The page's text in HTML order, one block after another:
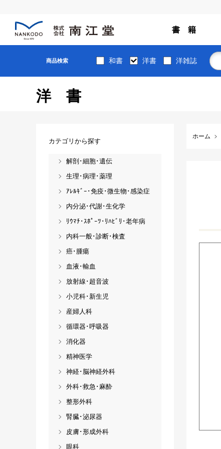
書 籍
商品検索 和書 洋書 洋雑誌
洋書
ホーム
カテゴリから探す
解剖･細胞･遺伝
生理･病理･薬理
ｱﾚﾙｷﾞｰ･免疫･微生物･感染症
内分泌･代謝･生化学
ﾘｳﾏﾁ･ｽﾎﾟｰﾂ･ﾘﾊﾋﾞﾘ･老年病
内科一般･診断･検査
癌･腫瘍
血液･輸血
放射線･超音波
小児科･新生児
産婦人科
循環器･呼吸器
消化器
精神医学
神経･脳神経外科
外科･救急･麻酔
整形外科
腎臓･泌尿器
皮膚･形成外科
眼科